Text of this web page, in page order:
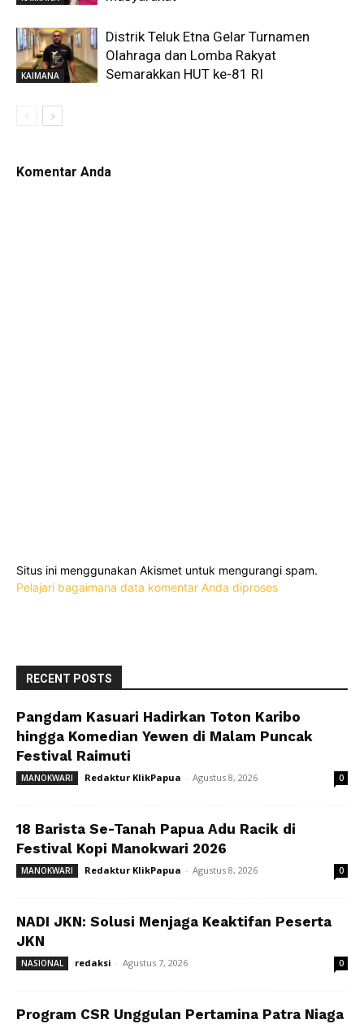
KAIMANA
Distrik Teluk Etna Gelar Turnamen
Olahraga dan Lomba Rakyat
Semarakkan HUT ke-81 RI
Komentar Anda
Situs ini menggunakan Akismet untuk mengurangi spam.
Pelajari bagaimana data komentar Anda diproses
RECENT POSTS
Pangdam Kasuari Hadirkan Toton Karibo
hingga Komedian Yewen di Malam Puncak
Festival Raimuti
MANOKWARI Redaktur KlikPapua - Agustus 8, 2026 0
18 Barista Se-Tanah Papua Adu Racik di
Festival Kopi Manokwari 2026
MANOKWARI Redaktur KlikPapua - Agustus 8, 2026 0
NADI JKN: Solusi Menjaga Keaktifan Peserta
JKN
NASIONAL redaksi - Agustus 7, 2026 0
Program CSR Unggulan Pertamina Patra Niaga